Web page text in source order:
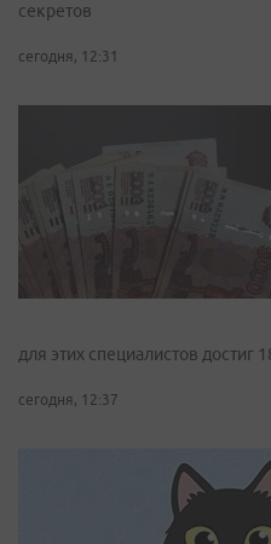
секретов
сегодня, 12:31
для этих специалистов достиг
сегодня, 12:37